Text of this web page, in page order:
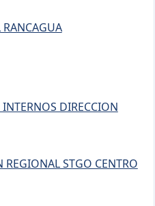
DIRECCION
REGIONAL STGO CENTRO